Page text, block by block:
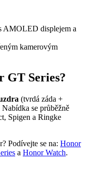
AMOLED displejem a
kamerovým
GT Series?
(tvrdá záda +
se průběžně
Spigen a Ringke
Podívejte se na: Honor
a Honor Watch.